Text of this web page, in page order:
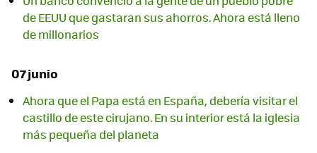
de EEUU que gastaran sus ahorros. Ahora está lleno
de millonarios
07 junio
Ahora que el Papa está en España, debería visitar el
castillo de este cirujano. En su interior está la iglesia
más pequeña del planeta